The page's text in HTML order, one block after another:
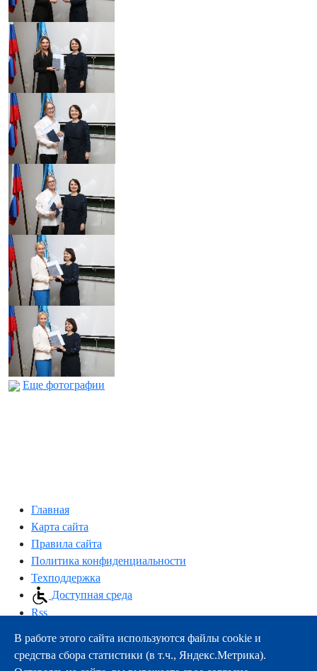
Еще фотографии
Главная
Карта сайта
Правила сайта
Политика конфиденциальности
Техподдержка
Доступная среда
Rss
163000, г.Архангельск, пр-т Троицкий, 51
тел.:+7 (8182) 21-11-63
В работе этого сайта используются файлы cookie и
средства сбора статистики (в т.ч., Яндекс.Метрика).